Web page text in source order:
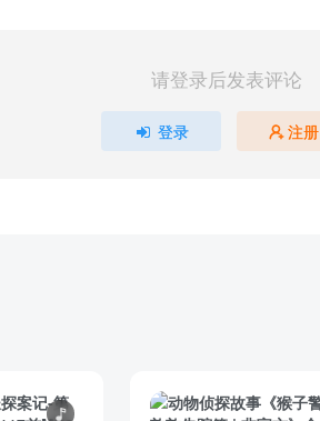
请登录后发表评论
登录 注册